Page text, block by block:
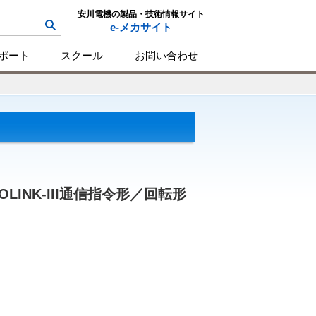
安川電機の製品・技術情報サイト
e-メカサイト
ート スクール お問い合わせ
III通信指令形／回転形